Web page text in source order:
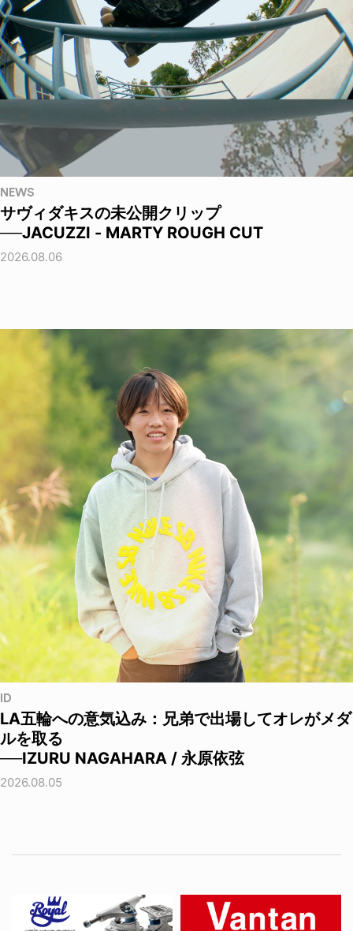
NEWS
サヴィダキスの未公開クリップ
──JACUZZI - MARTY ROUGH CUT
2026.08.06
ID
LA五輪への意気込み：兄弟で出場してオレがメダ
ルを取る
──IZURU NAGAHARA / 永原依弦
2026.08.05